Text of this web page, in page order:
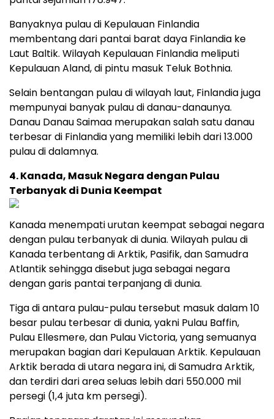
Banyaknya pulau di Kepulauan Finlandia
membentang dari pantai barat daya Finlandia ke
Laut Baltik. Wilayah Kepulauan Finlandia meliputi
Kepulauan Aland, di pintu masuk Teluk Bothnia.
Selain bentangan pulau di wilayah laut, Finlandia juga
mempunyai banyak pulau di danau-danaunya.
Danau Danau Saimaa merupakan salah satu danau
terbesar di Finlandia yang memiliki lebih dari 13.000
pulau di dalamnya.
4. Kanada, Masuk Negara dengan Pulau
Terbanyak di Dunia Keempat
Kanada menempati urutan keempat sebagai negara
dengan pulau terbanyak di dunia. Wilayah pulau di
Kanada terbentang di Arktik, Pasifik, dan Samudra
Atlantik sehingga disebut juga sebagai negara
dengan garis pantai terpanjang di dunia.
Tiga di antara pulau-pulau tersebut masuk dalam 10
besar pulau terbesar di dunia, yakni Pulau Baffin,
Pulau Ellesmere, dan Pulau Victoria, yang semuanya
merupakan bagian dari Kepulauan Arktik. Kepulauan
Arktik berada di utara negara ini, di Samudra Arktik,
dan terdiri dari area seluas lebih dari 550.000 mil
persegi (1,4 juta km persegi).